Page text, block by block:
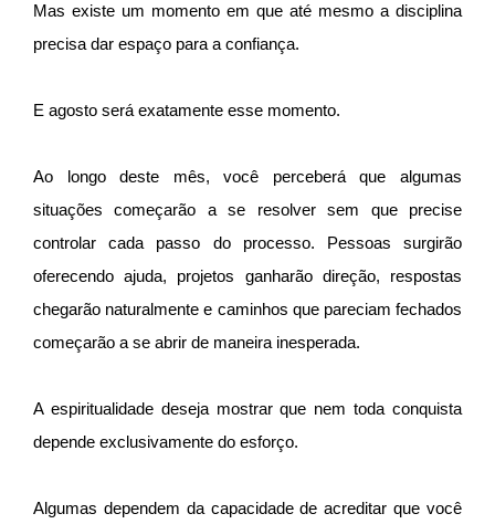
Mas existe um momento em que até mesmo a disciplina
precisa dar espaço para a confiança.
E agosto será exatamente esse momento.
Ao longo deste mês, você perceberá que algumas
situações começarão a se resolver sem que precise
controlar cada passo do processo. Pessoas surgirão
oferecendo ajuda, projetos ganharão direção, respostas
chegarão naturalmente e caminhos que pareciam fechados
começarão a se abrir de maneira inesperada.
A espiritualidade deseja mostrar que nem toda conquista
depende exclusivamente do esforço.
Algumas dependem da capacidade de acreditar que você